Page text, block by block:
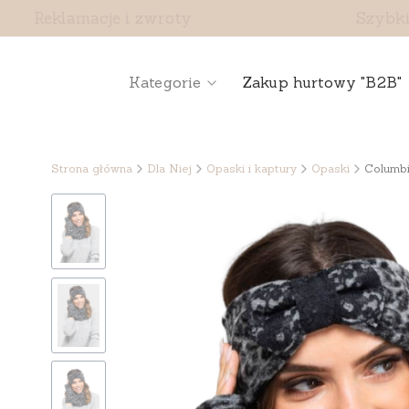
Kategorie Zakup hurtowy "B2B"
Strona główna Dla Niej Opaski i kaptury Opaski